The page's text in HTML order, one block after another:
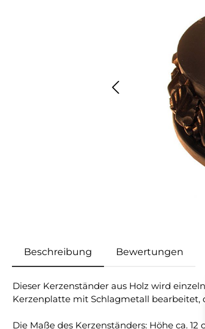
Beschreibung Bewertungen
Dieser Kerzenständer aus Holz wird
Kerzenplatte mit Schlagmetall bearbeitet,
Die Maße des Kerzenständers: Höhe ca. 12